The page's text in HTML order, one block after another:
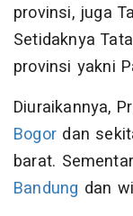
provinsi, juga
Setidaknya
provinsi yakni
Diuraikannya,
Bogor dan
barat.
Bandung dan